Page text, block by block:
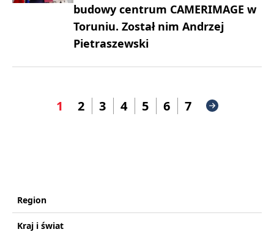
budowy centrum CAMERIMAGE w
Toruniu. Został nim Andrzej
Pietraszewski
1 2 3 4 5 6 7
Region
Kraj i świat